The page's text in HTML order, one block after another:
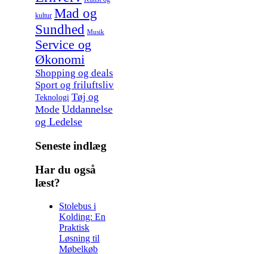
kultur Mad og
Sundhed Musik
Service og
Økonomi
Shopping og deals
Sport og friluftsliv
Teknologi Tøj og
Mode Uddannelse
og Ledelse
Seneste indlæg
Har du også
læst?
Stolebus i
Kolding: En
Praktisk
Løsning til
Møbelkøb